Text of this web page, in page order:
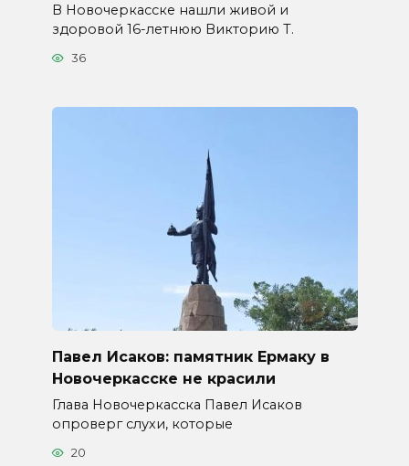
В Новочеркасске нашли живой и
здоровой 16-летнюю Викторию Т.
36
Павел Исаков: памятник Ермаку в
Новочеркасске не красили
Глава Новочеркасска Павел Исаков
опроверг слухи, которые
20